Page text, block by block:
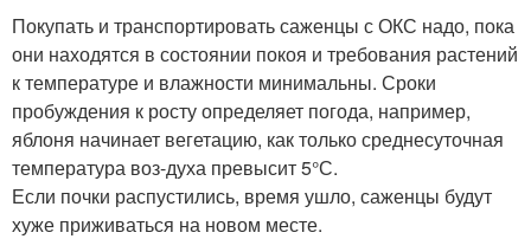
Покупать и транспортировать саженцы с ОКС надо, пока
они находятся в состоянии покоя и требования растений
к температуре и влажности минимальны. Сроки
пробуждения к росту определяет погода, например,
яблоня начинает вегетацию, как только среднесуточная
температура воз-духа превысит 5°С.
Если почки распустились, время ушло, саженцы будут
хуже приживаться на новом месте.